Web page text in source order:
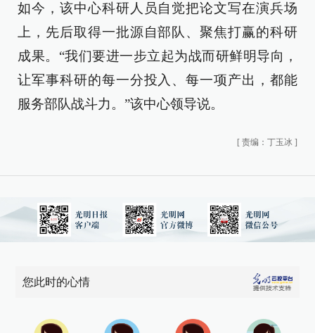
如今，该中心科研人员自觉把论文写在演兵场
上，先后取得一批源自部队、聚焦打赢的科研
成果。“我们要进一步立起为战而研鲜明导向，
让军事科研的每一分投入、每一项产出，都能
服务部队战斗力。”该中心领导说。
[ 责编：丁玉冰 ]
您此时的心情